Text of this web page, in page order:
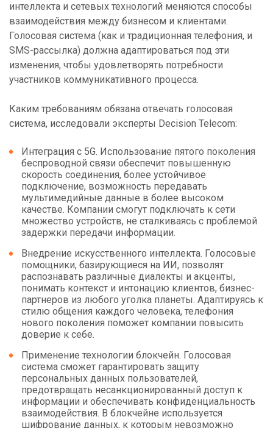
интеллекта и сетевых технологий меняются способы
взаимодействия между бизнесом и клиентами.
Голосовая система (как и традиционная телефония, и
SMS-рассылка) должна адаптироваться под эти
изменения, чтобы удовлетворять потребности
участников коммуникативного процесса.
Каким требованиям обязана отвечать голосовая
система, исследовали эксперты Decision Telecom:
Интеграция с 5G. Использование пятого поколения
беспроводной связи обеспечит повышенную
скорость соединения, более устойчивое
подключение, возможность передавать
мультимедийные данные в более высоком
качестве. Компании смогут подключать к сети
множество устройств, не сталкиваясь с проблемой
задержки передачи информации.
Внедрение искусственного интеллекта. Голосовые
помощники, базирующиеся на ИИ, позволят
распознавать различные диалекты и акценты,
понимать контекст и интонацию клиентов, бизнес-
партнеров из любого уголка планеты. Адаптируясь к
стилю общения каждого человека, телефония
нового поколения поможет компании повысить
доверие к себе.
Применение технологии блокчейн. Голосовая
система сможет гарантировать защиту
персональных данных пользователей,
предотвращать несанкционированный доступ к
информации и обеспечивать конфиденциальность
взаимодействия. В блокчейне используется
шифрование данных, к которым невозможно